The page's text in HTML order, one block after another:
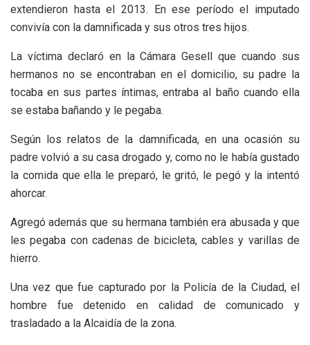
extendieron hasta el 2013. En ese período el imputado
convivía con la damnificada y sus otros tres hijos.
La víctima declaró en la Cámara Gesell que cuando sus
hermanos no se encontraban en el domicilio, su padre la
tocaba en sus partes íntimas, entraba al baño cuando ella
se estaba bañando y le pegaba.
Según los relatos de la damnificada, en una ocasión su
padre volvió a su casa drogado y, como no le había gustado
la comida que ella le preparó, le gritó, le pegó y la intentó
ahorcar.
Agregó además que su hermana también era abusada y que
les pegaba con cadenas de bicicleta, cables y varillas de
hierro.
Una vez que fue capturado por la Policía de la Ciudad, el
hombre fue detenido en calidad de comunicado y
trasladado a la Alcaidía de la zona.